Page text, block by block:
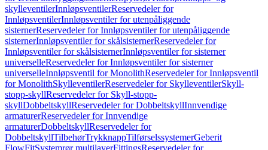
skylleventilerInnløpsventilerReservedeler for
InnløpsventilerInnløpsventiler for utenpåliggende
sisternerReservedeler for Innløpsventiler for utenpåliggende
sisternerInnløpsventiler for skålsisternerReservedeler for
Innløpsventiler for skålsisternerInnløpsventiler for sisterner
universelleReservedeler for Innløpsventiler for sisterner
universelleInnløpsventil for MonolithReservedeler for Innløpsventil
for MonolithSkylleventilerReservedeler for SkylleventilerSkyll-
stopp-skyllReservedeler for Skyll-stopp-
skyllDobbeltskyllReservedeler for DobbeltskyllInnvendige
armaturerReservedeler for Innvendige
armaturerDobbeltskyllReservedeler for
DobbeltskyllTilbehørTrykknappTilførselssystemerGeberit
FlowFitSystemrør multilayerFittingsReservedeler for